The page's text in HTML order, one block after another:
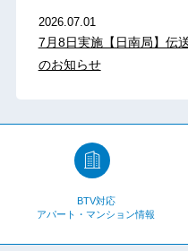
2026.07.01
7月8日実施【日南局】伝
のお知らせ
BTV対応
アパート・マンション情報